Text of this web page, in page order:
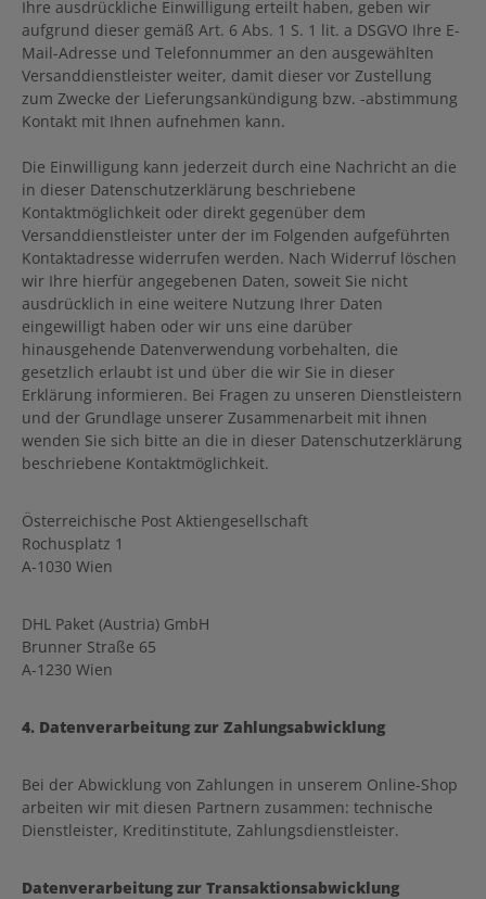
Ihre ausdrückliche Einwilligung erteilt haben, geben wir
aufgrund dieser gemäß Art. 6 Abs. 1 S. 1 lit. a DSGVO Ihre E-
Mail-Adresse und Telefonnummer an den ausgewählten
Versanddienstleister weiter, damit dieser vor Zustellung
zum Zwecke der Lieferungsankündigung bzw. -abstimmung
Kontakt mit Ihnen aufnehmen kann.
Die Einwilligung kann jederzeit durch eine Nachricht an die
in dieser Datenschutzerklärung beschriebene
Kontaktmöglichkeit oder direkt gegenüber dem
Versanddienstleister unter der im Folgenden aufgeführten
Kontaktadresse widerrufen werden. Nach Widerruf löschen
wir Ihre hierfür angegebenen Daten, soweit Sie nicht
ausdrücklich in eine weitere Nutzung Ihrer Daten
eingewilligt haben oder wir uns eine darüber
hinausgehende Datenverwendung vorbehalten, die
gesetzlich erlaubt ist und über die wir Sie in dieser
Erklärung informieren. Bei Fragen zu unseren Dienstleistern
und der Grundlage unserer Zusammenarbeit mit ihnen
wenden Sie sich bitte an die in dieser Datenschutzerklärung
beschriebene Kontaktmöglichkeit.
Österreichische Post Aktiengesellschaft
Rochusplatz 1
A-1030 Wien
DHL Paket (Austria) GmbH
Brunner Straße 65
A-1230 Wien
4. Datenverarbeitung zur Zahlungsabwicklung
Bei der Abwicklung von Zahlungen in unserem Online-Shop
arbeiten wir mit diesen Partnern zusammen: technische
Dienstleister, Kreditinstitute, Zahlungsdienstleister.
Datenverarbeitung zur Transaktionsabwicklung